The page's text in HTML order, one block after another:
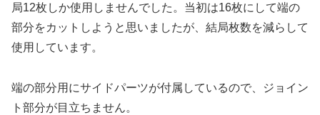
局12枚しか使用しませんでした。当初は16枚にして端の
部分をカットしようと思いましたが、結局枚数を減らして
使用しています。
端の部分用にサイドパーツが付属しているので、ジョイン
ト部分が目立ちません。